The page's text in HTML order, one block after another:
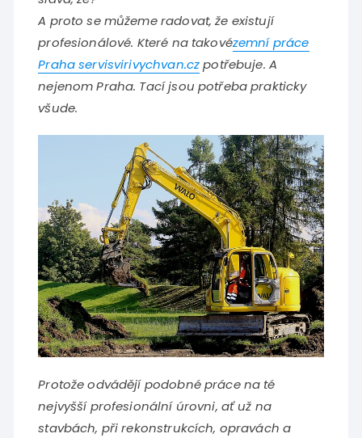
A proto se můžeme radovat, že existují
profesionálové. Které na takovézemní práce
Praha servisvirivychvan.czpotřebuje. A
nejenom Praha. Tací jsou potřeba prakticky
všude.
Protože odvádějí podobné práce na té
nejvyšší profesionální úrovni, ať už na
stavbách, při rekonstrukcích, opravách a